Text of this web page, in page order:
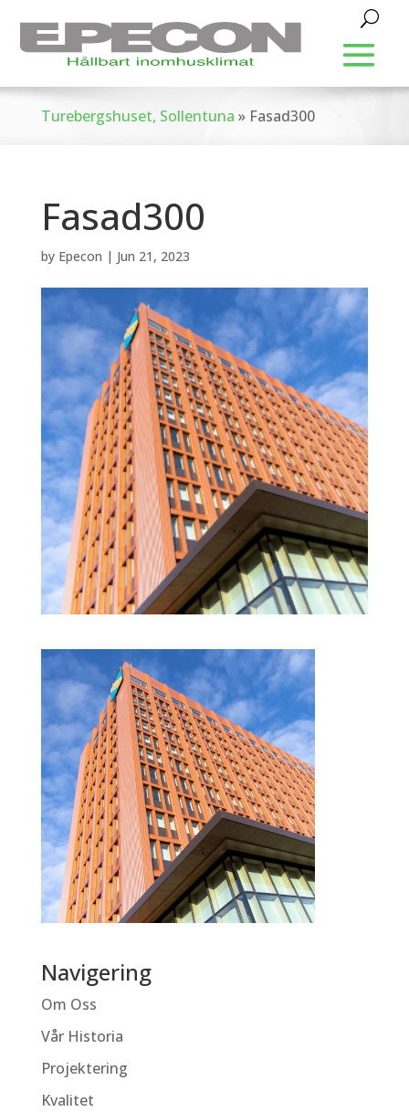
Turebergshuset, Sollentuna » Fasad300
Fasad300
by Epecon | Jun 21, 2023
Navigering
Om Oss
Vår Historia
Projektering
Kvalitet